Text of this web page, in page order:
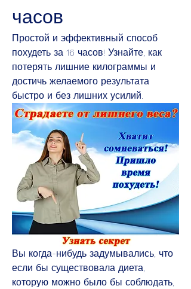
часов
Простой и эффективный способ
похудеть за 16 часов! Узнайте, как
потерять лишние килограммы и
достичь желаемого результата
быстро и без лишних усилий.
Вы когда-нибудь задумывались, что
если бы существовала диета,
которую можно было бы соблюдать,